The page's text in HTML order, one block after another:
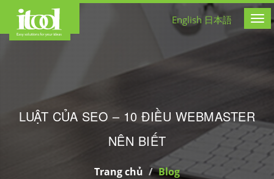
CÔNG TY THIẾT KẾ
English 日本語
LUẬT CỦA SEO – 10 ĐIỀU WEBMASTER
NÊN BIẾT
Trang chủ Blog